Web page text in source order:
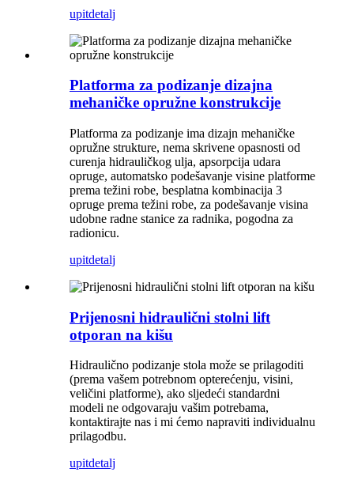
upitdetalj
Platforma za podizanje dizajna
mehaničke opružne konstrukcije
Platforma za podizanje ima dizajn mehaničke
opružne strukture, nema skrivene opasnosti od
curenja hidrauličkog ulja, apsorpcija udara
opruge, automatsko podešavanje visine platforme
prema težini robe, besplatna kombinacija 3
opruge prema težini robe, za podešavanje visina
udobne radne stanice za radnika, pogodna za
radionicu.
upitdetalj
Prijenosni hidraulični stolni lift
otporan na kišu
Hidraulično podizanje stola može se prilagoditi
(prema vašem potrebnom opterećenju, visini,
veličini platforme), ako sljedeći standardni
modeli ne odgovaraju vašim potrebama,
kontaktirajte nas i mi ćemo napraviti individualnu
prilagodbu.
upitdetalj